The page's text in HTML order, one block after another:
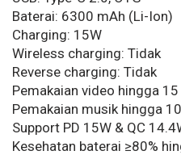
Baterai: 6300 mAh (Li-Ion)
Charging: 15W
Wireless charging: Tidak
Reverse charging: Tidak
Pemakaian video hingga
Pemakaian musik hingga
Support PD 15W & QC
Kesehatan baterai ≥80%